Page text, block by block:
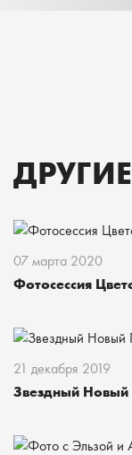
07 марта 2020
Фотосессия
21 декабря 2019
Звездный Новый